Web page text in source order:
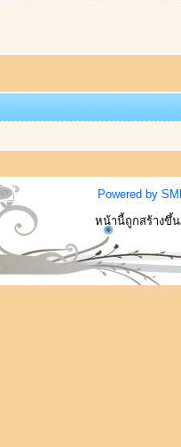
Powered by
หน้านี้ถูกสร้างขึ้น